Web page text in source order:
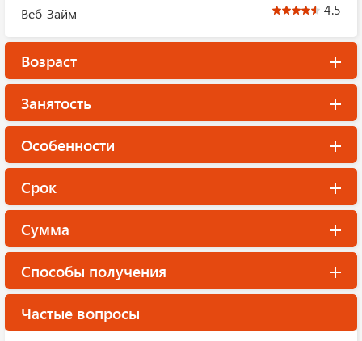
Веб-Займ 4.5
Возраст
Занятость
Особенности
Срок
Сумма
Способы получения
Частые вопросы